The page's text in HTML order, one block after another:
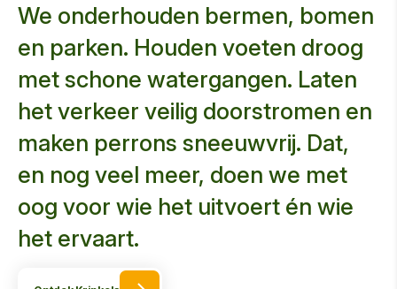
We onderhouden bermen, bomen
en parken. Houden voeten droog
met schone watergangen. Laten
het verkeer veilig doorstromen en
maken perrons sneeuwvrij. Dat,
en nog veel meer, doen we met
oog voor wie het uitvoert én wie
het ervaart.